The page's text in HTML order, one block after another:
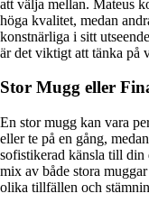
att välja mellan. Mateus
höga kvalitet, medan
konstnärliga i sitt
är det viktigt att tänka på
Stor Mugg eller
En stor mugg kan vara
eller te på en gång,
sofistikerad känsla till din
mix av både stora
olika tillfällen och